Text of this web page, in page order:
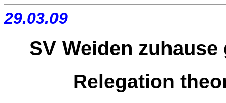
29.03.09
SV Weiden
Relegation